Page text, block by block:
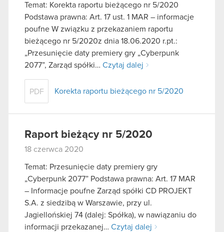
Temat: Korekta raportu bieżącego nr 5/2020
Podstawa prawna: Art. 17 ust. 1 MAR – informacje
poufne W związku z przekazaniem raportu
bieżącego nr 5/2020z dnia 18.06.2020 r.pt.:
„Przesunięcie daty premiery gry „Cyberpunk
2077”, Zarząd spółki… Czytaj dalej
PDF Korekta raportu bieżącego nr 5/2020
Raport bieżący nr 5/2020
18 czerwca 2020
Temat: Przesunięcie daty premiery gry
„Cyberpunk 2077” Podstawa prawna: Art. 17 MAR
– Informacje poufne Zarząd spółki CD PROJEKT
S.A. z siedzibą w Warszawie, przy ul.
Jagiellońskiej 74 (dalej: Spółka), w nawiązaniu do
informacji przekazanej… Czytaj dalej